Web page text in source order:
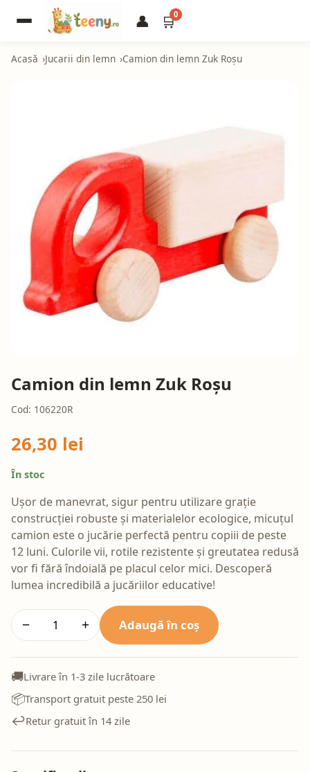
👤 🛒0
Acasă Jucarii din lemn Camion din lemn Zuk Roșu
Camion din lemn Zuk Roșu
Cod: 106220R
26,30 lei
În stoc
Ușor de manevrat, sigur pentru utilizare grație
construcției robuste și materialelor ecologice, micuțul
camion este o jucărie perfectă pentru copiii de peste
12 luni. Culorile vii, rotile rezistente și greutatea redusă
vor fi fără îndoială pe placul celor mici. Descoperă
lumea incredibilă a jucăriilor educative!
− + Adaugă în coș
🚚Livrare în 1-3 zile lucrătoare
📦Transport gratuit peste 250 lei
↩️Retur gratuit în 14 zile